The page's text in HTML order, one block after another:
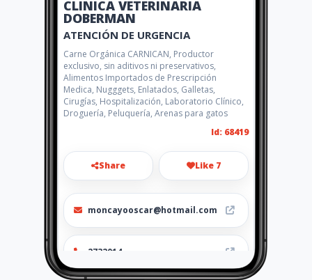
CLINICA VETERINARIA
DOBERMAN
ATENCIÓN DE URGENCIA
Carne Orgánica CARNICAN, Productor
exclusivo, sin aditivos ni preservativos,
Alimentos Importados de Prescripción
Medica, Nugggets, Enlatados, Galletas,
Cirugías, Hospitalización, Laboratorio Clínico,
Droguería, Peluquería, Arenas para gatos
Id: 68419
Share Like 7
moncayooscar@hotmail.com
2732014